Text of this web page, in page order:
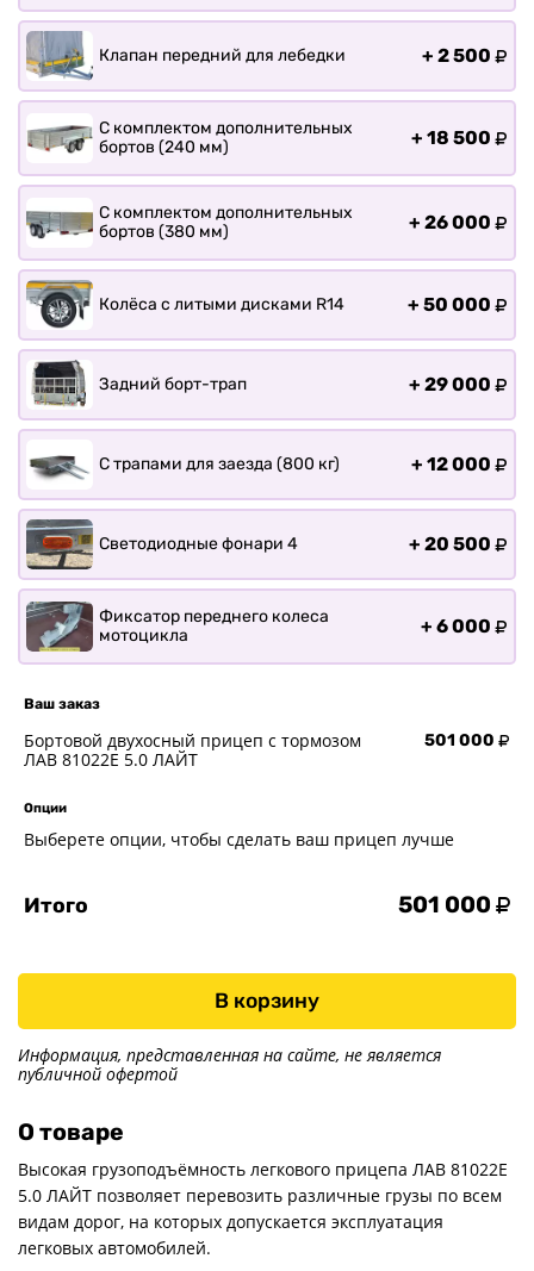
Статьи
Оплата
Доставка
Клапан передний для лебедки + 2 500
С комплектом дополнительных
бортов (240 мм)
+ 18 500
С комплектом дополнительных
бортов (380 мм)
+ 26 000
Колёса с литыми дисками R14 + 50 000
Задний борт-трап + 29 000
С трапами для заезда (800 кг) + 12 000
Светодиодные фонари 4 + 20 500
Фиксатор переднего колеса
мотоцикла
+ 6 000
Ваш заказ
Бортовой двухосный прицеп с тормозом
ЛАВ 81022E 5.0 ЛАЙТ
501 000
Опции
Выберете опции, чтобы сделать ваш прицеп лучше
Итого 501 000
В корзину
Информация, представленная на сайте, не является
публичной офертой
О товаре
Высокая грузоподъёмность легкового прицепа ЛАВ 81022Е
5.0 ЛАЙТ позволяет перевозить различные грузы по всем
видам дорог, на которых допускается эксплуатация
легковых автомобилей.